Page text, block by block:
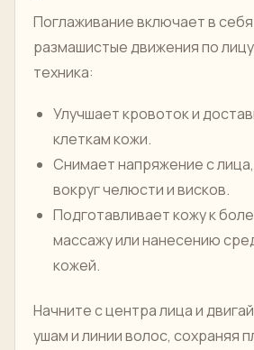
Поглаживание включает в себя
размашистые движения по
техника:
Улучшает кровоток и
клеткам кожи.
Снимает напряжение с
вокруг челюсти и висков.
Подготавливает кожу к
массажу или нанесению
кожей.
Начните с центра лица и
ушам и линии волос, сохраняя